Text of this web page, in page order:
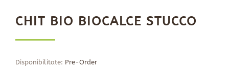
CHIT BIO BIOCALCE STUCCO
Disponibilitate: Pre-Order